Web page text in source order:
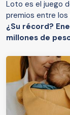
Loto es el juego
premios entre
¿Su récord?
millones de